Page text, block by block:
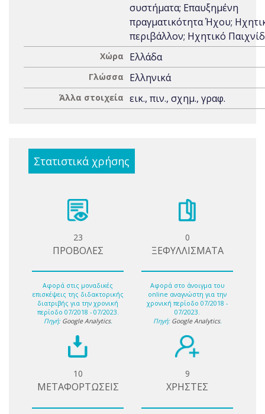
συστήματα; Επαυξημένη
πραγματικότητα Ήχου;
περιβάλλον; Ηχητικό
Χώρα Ελλάδα
Γλώσσα Ελληνικά
Άλλα στοιχεία εικ., πιν., σχημ., γραφ.
Στατιστικά χρήσης
23
ΠΡΟΒΟΛΕΣ
Αφορά στις μοναδικές
επισκέψεις της διδακτορικής
διατριβής για την χρονική
περίοδο 07/2018 - 07/2023.
Πηγή: Google Analytics.
0
ΞΕΦΥΛΛΙΣΜΑΤΑ
Αφορά στο άνοιγμα του
online αναγνώστη για την
χρονική περίοδο 07/2018 -
07/2023.
Πηγή: Google Analytics.
10
ΜΕΤΑΦΟΡΤΩΣΕΙΣ
9
ΧΡΗΣΤΕΣ